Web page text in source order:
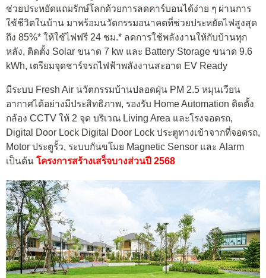
ช่วยประหยัดแถมรักษ์โลกด้วยการลดคาร์บอนได้ง่าย ๆ ผ่านการ
ใช้ชีวิตในบ้าน มาพร้อมนวัตกรรมอนาคตที่ช่วยประหยัดไฟสูงสุด
ถึง 85%* ให้ใช้ไฟฟรี 24 ชม.* ลดการใช้พลังงานให้กับบ้านทุก
หลัง, ติดตั้ง Solar ขนาด 7 kw และ Battery Storage ขนาด 9.6
kWh, เตรียมจุดชาร์จรถไฟฟ้าพลังงานสะอาด EV Ready
มีระบบ Fresh Air นวัตกรรมบ้านปลอดฝุ่น PM 2.5 หมุนเวียน
อากาศได้อย่างมีประสิทธิภาพ, รองรับ Home Automation ติดตั้ง
กล้อง CCTV ให้ 2 จุด บริเวณ Living Area และโรงจอดรถ,
Digital Door Lock Digital Door Lock ประตูทางเข้าจากที่จอดรถ,
Motor ประตูรั้ว, ระบบกันขโมย Magnetic Sensor และ Alarm
เป็นต้น โครงการสร้างเสร็จบางส่วนปี 2568